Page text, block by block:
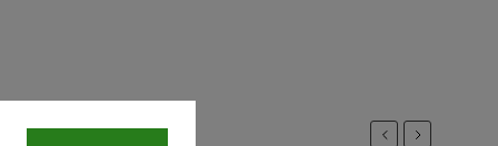
PreviousNext